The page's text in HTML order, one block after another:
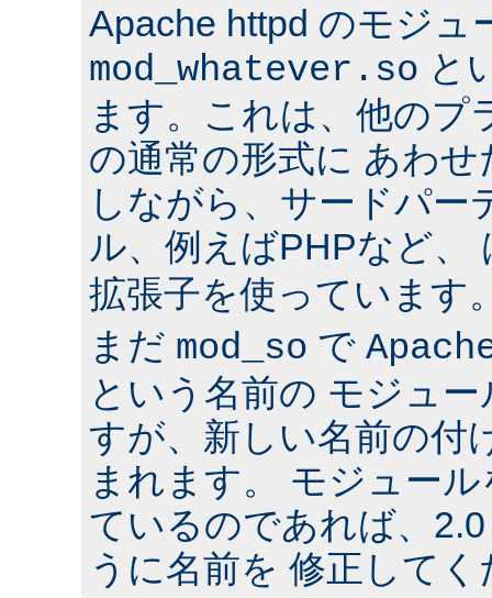
Apache httpd のモジュ
mod_whatever.so と
ます。これは、他のプ
の通常の形式に あわ
しながら、サードパー
ル、例えばPHPなど、
拡張子を使っています
まだ mod_so で
という名前の モジュ
すが、新しい名前の付
まれます。 モジュー
ているのであれば、
うに名前を 修正して